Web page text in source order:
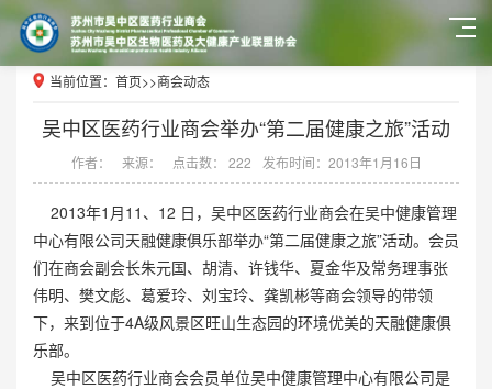
当前位置： 首页>>商会动态
吴中区医药行业商会举办“第二届健康之旅”活动
作者： 来源： 点击数： 222 发布时间：2013年1月16日
2013年1月11、12 日，吴中区医药行业商会在吴中健康管理
中心有限公司天融健康俱乐部举办“第二届健康之旅”活动。会员
们在商会副会长朱元国、胡清、许钱华、夏金华及常务理事张
伟明、樊文彪、葛爱玲、刘宝玲、龚凯彬等商会领导的带领
下，来到位于4A级风景区旺山生态园的环境优美的天融健康俱
乐部。
吴中区医药行业商会会员单位吴中健康管理中心有限公司是